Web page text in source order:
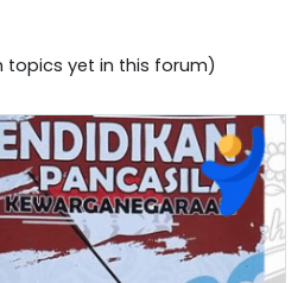
topics yet in this forum)